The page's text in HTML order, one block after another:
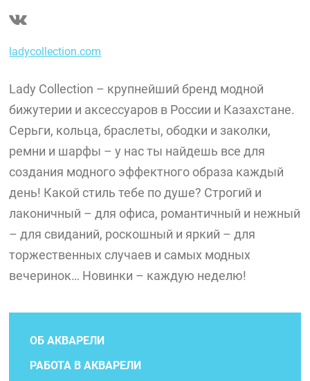
ladycollection.com
Lady Collection – крупнейший бренд модной
бижутерии и аксессуаров в России и Казахстане.
Серьги, кольца, браслеты, ободки и заколки,
ремни и шарфы – у нас ты найдешь все для
создания модного эффектного образа каждый
день! Какой стиль тебе по душе? Строгий и
лаконичный – для офиса, романтичный и нежный
– для свиданий, роскошный и яркий – для
торжественных случаев и самых модных
вечеринок… Новинки – каждую неделю!
ОБ АКВАРЕЛИ
РАБОТА В АКВАРЕЛИ